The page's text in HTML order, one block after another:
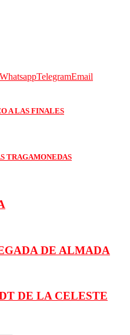
WhatsappTelegramEmail
A LAS FINALES
TRAGAMONEDAS
DE ALMADA
DE LA CELESTE